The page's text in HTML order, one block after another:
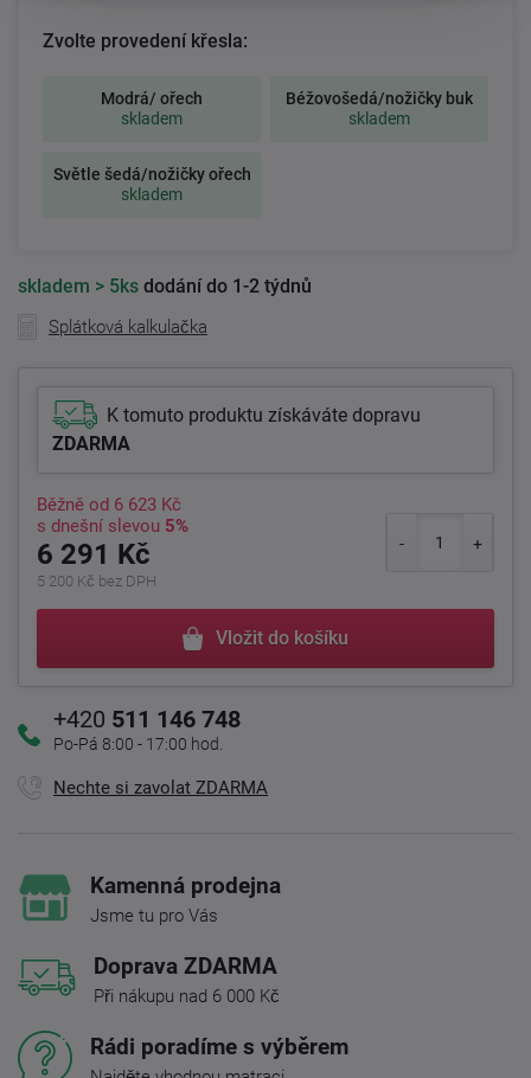
Zvolte provedení křesla:
Modrá/ ořech
skladem
Béžovošedá/nožičky buk
skladem
Světle šedá/nožičky ořech
skladem
skladem > 5ks dodání do 1-2 týdnů
Splátková kalkulačka
K tomuto produktu získáváte dopravu
ZDARMA
Běžně od 6 623 Kč
s dnešní slevou 5%
6 291 Kč
5 200 Kč bez DPH
Vložit do košíku
+420 511 146 748
Po-Pá 8:00 - 17:00 hod.
Nechte si zavolat ZDARMA
Kamenná prodejna
Jsme tu pro Vás
Doprava ZDARMA
Při nákupu nad 6 000 Kč
Rádi poradíme s výběrem